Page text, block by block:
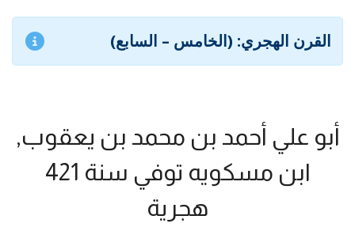
القرن الهجري: (الخامس – السابع)
أبو علي أحمد بن محمد بن يعقوب,
ابن مسكويه توفي سنة 421
هجرية